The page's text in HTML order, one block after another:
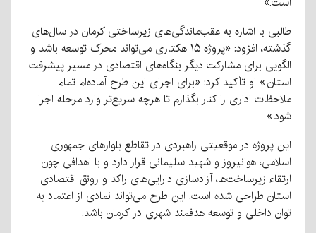
طالبی با اشاره به عقب‌ماندگی‌های زیرساختی کرمان در سال‌های
گذشته، افزود: «پروژه ۱۵ هکتاری می‌تواند محرک توسعه باشد و
الگویی برای مشارکت دیگر بنگاه‌های اقتصادی در مسیر پیشرفت
استان.» او تأکید کرد: «برای اجرای این طرح آماده‌ام تمام
ملاحظات اداری را کنار بگذارم تا هرچه سریع‌تر وارد مرحله اجرا
شود.»
این پروژه در موقعیتی راهبردی در تقاطع بلوارهای جمهوری
اسلامی، هوانیروز و شهید سلیمانی قرار دارد و با اهدافی چون
ارتقاء زیرساخت‌ها، آزادسازی دارایی‌های راکد و رونق اقتصادی
استان طراحی شده است. این طرح می‌تواند نمادی از اعتماد به
توان داخلی و توسعه هدفمند شهری در کرمان باشد.